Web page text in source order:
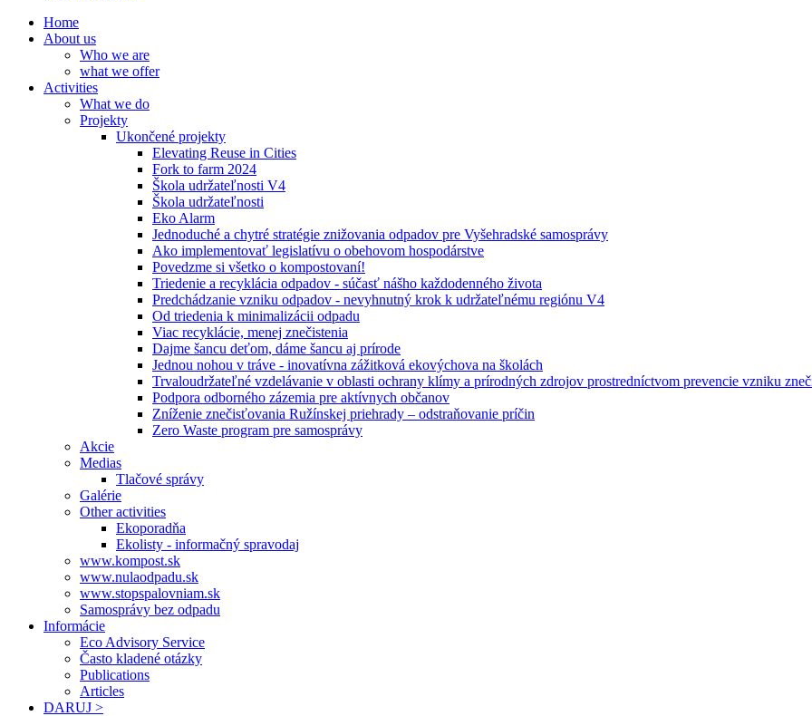
Home
About us
Who we are
what we offer
Activities
What we do
Projekty
Ukončené projekty
Elevating Reuse in Cities
Fork to farm 2024
Škola udržateľnosti V4
Škola udržateľnosti
Eko Alarm
Jednoduché a chytré stratégie znižovania odpadov pre Vyšehradské samosprávy
Ako implementovať legislatívu o obehovom hospodárstve
Povedzme si všetko o kompostovaní!
Triedenie a recyklácia odpadov - súčasť nášho každodenného života
Predchádzanie vzniku odpadov - nevyhnutný krok k udržateľnému regiónu V4
Od triedenia k minimalizácii odpadu
Viac recyklácie, menej znečistenia
Dajme šancu deťom, dáme šancu aj prírode
Jednou nohou v tráve - inovatívna zážitková ekovýchova na školách
Trvaloudržateľné vzdelávanie v oblasti ochrany klímy a prírodných zdrojov prostredníctvom prevencie vzniku
Podpora odborného zázemia pre aktívnych občanov
Zníženie znečisťovania Ružínskej priehrady – odstraňovanie príčin
Zero Waste program pre samosprávy
Akcie
Medias
Tlačové správy
Galérie
Other activities
Ekoporadňa
Ekolisty - informačný spravodaj
www.kompost.sk
www.nulaodpadu.sk
www.stopspalovniam.sk
Samosprávy bez odpadu
Informácie
Eco Advisory Service
Často kladené otázky
Publications
Articles
DARUJ >